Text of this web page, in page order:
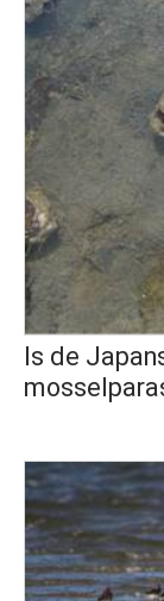
Is de